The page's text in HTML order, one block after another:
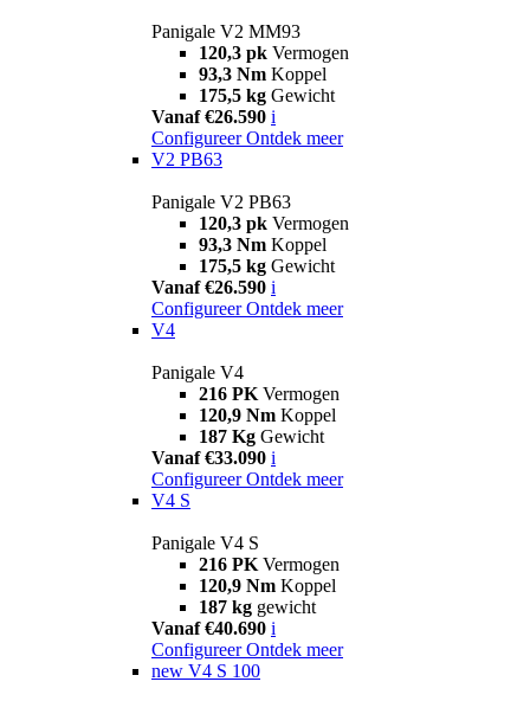
Panigale V2 MM93
120,3 pk Vermogen
93,3 Nm Koppel
175,5 kg Gewicht
Vanaf €26.590 i
Configureer Ontdek meer
V2 PB63
Panigale V2 PB63
120,3 pk Vermogen
93,3 Nm Koppel
175,5 kg Gewicht
Vanaf €26.590 i
Configureer Ontdek meer
V4
Panigale V4
216 PK Vermogen
120,9 Nm Koppel
187 Kg Gewicht
Vanaf €33.090 i
Configureer Ontdek meer
V4 S
Panigale V4 S
216 PK Vermogen
120,9 Nm Koppel
187 kg gewicht
Vanaf €40.690 i
Configureer Ontdek meer
new V4 S 100